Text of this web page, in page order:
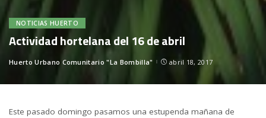
NOTICIAS HUERTO
Actividad hortelana del 16 de abril
Posted
Huerto Urbano Comunitario "La Bombilla" abril 18, 2017
Este pasado domingo pasamos una estupenda mañana de